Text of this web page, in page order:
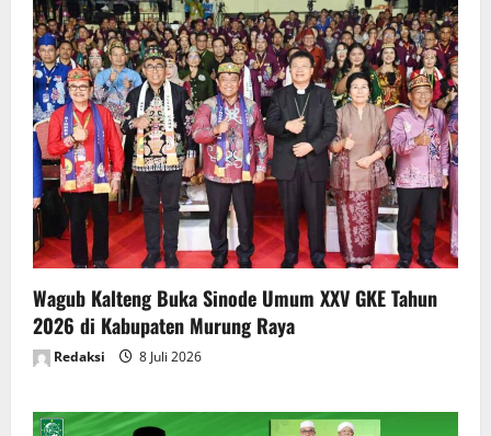
Wagub Kalteng Buka Sinode Umum XXV GKE Tahun
2026 di Kabupaten Murung Raya
Redaksi 8 Juli 2026